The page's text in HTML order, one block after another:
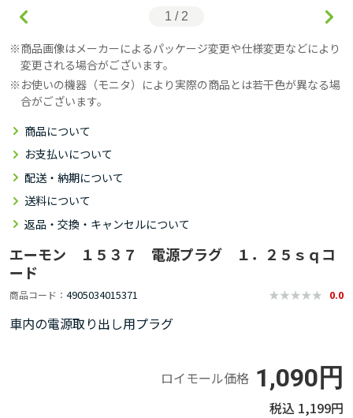
1 / 2
商品画像はメーカーによるパッケージ変更や仕様変更などにより
変更される場合がございます。
お使いの機器（モニタ）により実際の商品とは若干色が異なる場
合がございます。
商品について
お支払いについて
配送・納期について
送料について
返品・交換・キャンセルについて
エーモン １５３７ 電源プラグ １．２５ｓｑコ
ード
商品コード 4905034015371 0.0
車内の電源取り出し用プラグ
ロイモール価格 1,090円
1,199円